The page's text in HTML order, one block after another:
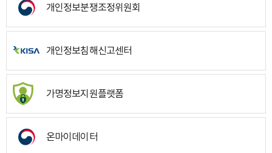
개인정보분쟁조정위원회
개인정보침해신고센터
가명정보지원플랫폼
온마이데이터